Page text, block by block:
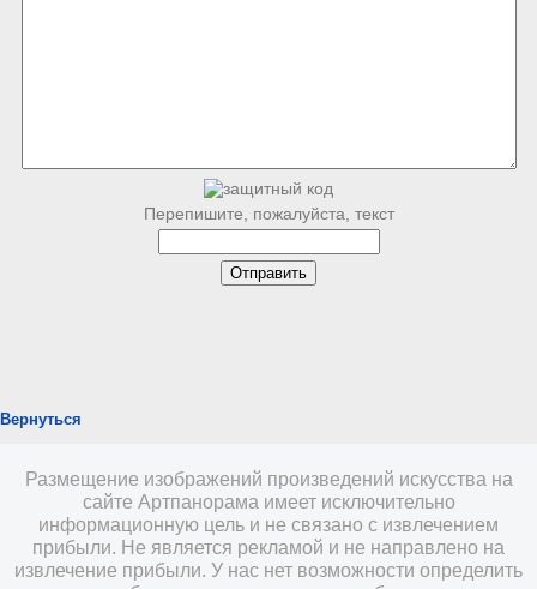
Перепишите, пожалуйста, текст
Вернуться
Размещение изображений произведений искусства на
сайте Артпанорама имеет исключительно
информационную цель и не связано с извлечением
прибыли. Не является рекламой и не направлено на
извлечение прибыли. У нас нет возможности определить